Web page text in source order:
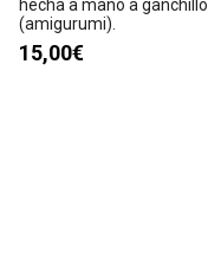
hecha a mano a ganchillo
(amigurumi).
15,00€